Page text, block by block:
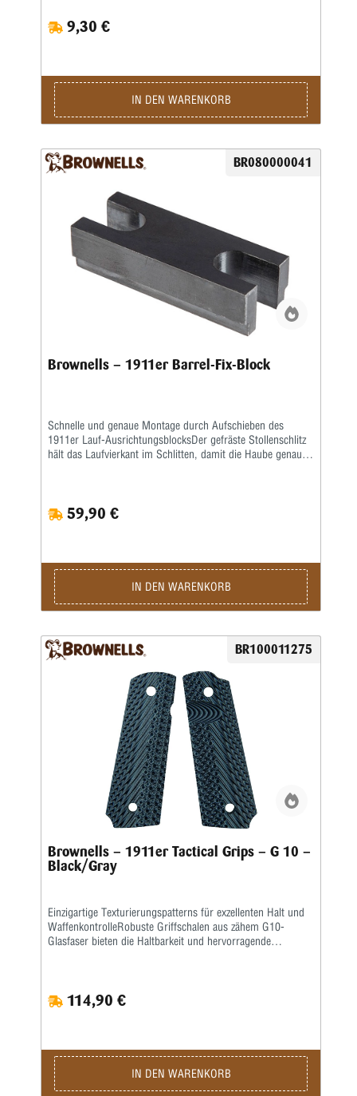
9,30 €
IN DEN WARENKORB
BR080000041
Brownells – 1911er Barrel-Fix-Block
Schnelle und genaue Montage durch Aufschieben des
1911er Lauf-AusrichtungsblocksDer gefräste Stollenschlitz
hält das Laufvierkant im Schlitten, damit die Haube genau in
Laufs entfällt.Passt zwischen die Gleitschienen, um ein
Verdrehen des Laufs zu verhindern.Hilft bei der
erforderlich.Spezifikationen: Stahl, schwarz oxidiert • 2" (5
cm) lang, • 19 mm breit • 12,7 cm hoch • Anleitung liegt
bei.
59,90 €
IN DEN WARENKORB
BR100011275
Brownells – 1911er Tactical Grips – G 10 –
Black/Gray
Einzigartige Texturierungspatterns für exzellenten Halt und
WaffenkontrolleRobuste Griffschalen aus zähem G10-
Glasfaser bieten die Haltbarkeit und hervorragende
aus oder zieht sich nicht zusammen – ideal für
Allwetterbetrieb und extreme Bedingungen.Die Texturierung
gewährleisten.Durch die harte Oberfläche kann die Textur
etwas schärfer geschnitten werden, um mehr „Biss“ als bei
herkömmlichen karierten Holzgriffen zu erzielen.Operator II
114,90 €
IN DEN WARENKORB